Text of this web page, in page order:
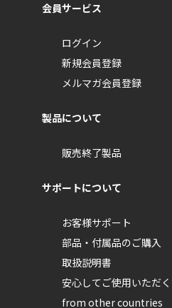
会員サービス
ログイン
新規会員登録
メルマガ会員登録
製品について
販売終了製品
サポートについて
お客様サポート
部品・付属品のご購入
取扱説明書
安心してご使用いただ
from other countries